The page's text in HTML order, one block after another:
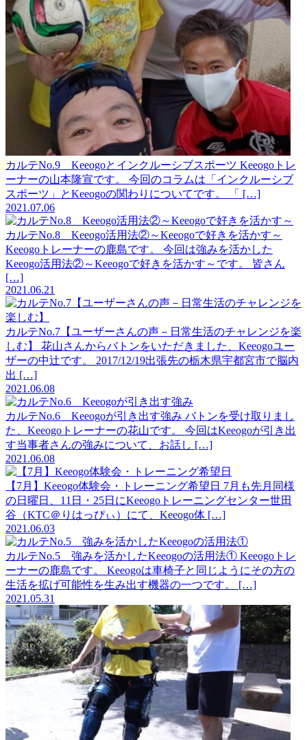
カルテNo.9 Keeogoとインクルーシブスポーツ Keeogoトレ
ーナーの山本隆宣です。 今回のコラムは「インクルーシブ
スポーツ」とKeeogoの関わりについてです。 「 […]
2021.07.06
カルテNo.8 Keeogo活用法②～Keeogoで好きを活かす～
Keeogoトレーナーの鹿島です。 今回は強みを活かした
Keeogo活用法②～Keeogoで好きを活かす～です。 皆さん
[…]
2021.06.21
カルテNo.7【ユーザーさんの声－日常生活のチャレンジを楽
しむ】
花山さんからバトンをいただきました、Keeogoユー
ザーの中辻です。 2017/12/19出張先の栃木県宇都宮市で脳内
出 […]
2021.06.08
カルテNo.6 Keeogoが引き出す強み バトンを受け取りまし
た、Keeogoトレーナーの花山です。 今回はKeeogoが引き出
す当事者さんの強みについて、お話し […]
2021.06.08
【7月】Keeogo体験会・トレーニング希望日 7月も先月同様
の日曜日、11日・25日にKeeogoトレーニングセンター世田
谷（KTC＠りはっぴぃ）にて、Keeogo体 […]
2021.06.03
カルテNo.5 強みを活かしたKeeogoの活用法① Keeogoトレ
ーナーの鹿島です。 Keeogoは車椅子と同じようにその方の
生活を拡げ可能性を生み出す機器の一つです。 […]
2021.05.31